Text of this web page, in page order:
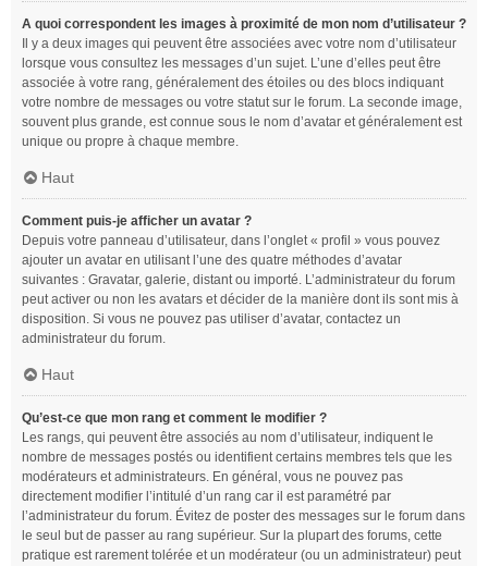
A quoi correspondent les images à proximité de mon nom d’utilisateur ?
Il y a deux images qui peuvent être associées avec votre nom d’utilisateur
lorsque vous consultez les messages d’un sujet. L’une d’elles peut être
associée à votre rang, généralement des étoiles ou des blocs indiquant
votre nombre de messages ou votre statut sur le forum. La seconde image,
souvent plus grande, est connue sous le nom d’avatar et généralement est
unique ou propre à chaque membre.
Haut
Comment puis-je afficher un avatar ?
Depuis votre panneau d’utilisateur, dans l’onglet « profil » vous pouvez
ajouter un avatar en utilisant l’une des quatre méthodes d’avatar
suivantes : Gravatar, galerie, distant ou importé. L’administrateur du forum
peut activer ou non les avatars et décider de la manière dont ils sont mis à
disposition. Si vous ne pouvez pas utiliser d’avatar, contactez un
administrateur du forum.
Haut
Qu’est-ce que mon rang et comment le modifier ?
Les rangs, qui peuvent être associés au nom d’utilisateur, indiquent le
nombre de messages postés ou identifient certains membres tels que les
modérateurs et administrateurs. En général, vous ne pouvez pas
directement modifier l’intitulé d’un rang car il est paramétré par
l’administrateur du forum. Évitez de poster des messages sur le forum dans
le seul but de passer au rang supérieur. Sur la plupart des forums, cette
pratique est rarement tolérée et un modérateur (ou un administrateur) peut